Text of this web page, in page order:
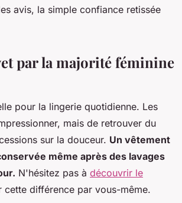
avis, la simple confiance retissée
par la majorité féminine
pour la lingerie quotidienne. Les
mais de retrouver du
sur la douceur. Un vêtement
même après des lavages
N'hésitez pas à découvrir le
cette différence par vous-même.